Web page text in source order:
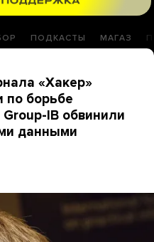
ПОДКАСТЫ МАГАЗ
«Хакер»
по борьбе
IB обвинили
данными